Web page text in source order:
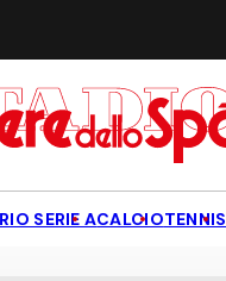
SERIE ACALCIOTENNIS